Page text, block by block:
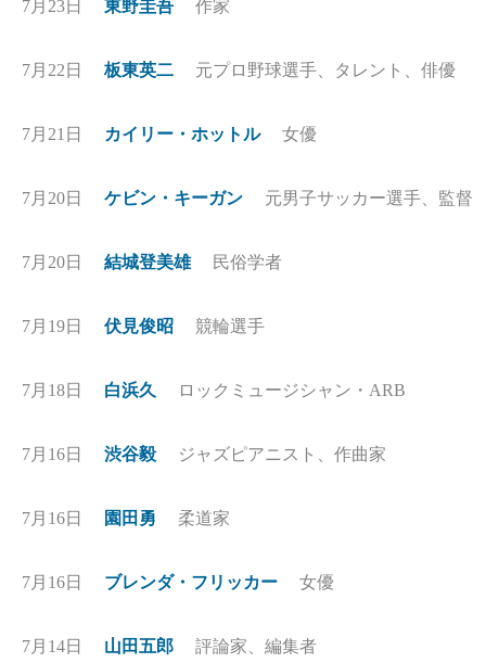
7月23日 東野圭吾 作家
7月22日 板東英二 元プロ野球選手、タレント、俳優
7月21日 カイリー・ホットル 女優
7月20日 ケビン・キーガン 元男子サッカー選手、監督
7月20日 結城登美雄 民俗学者
7月19日 伏見俊昭 競輪選手
7月18日 白浜久 ロックミュージシャン・ARB
7月16日 渋谷毅 ジャズピアニスト、作曲家
7月16日 園田勇 柔道家
7月16日 ブレンダ・フリッカー 女優
7月14日 山田五郎 評論家、編集者